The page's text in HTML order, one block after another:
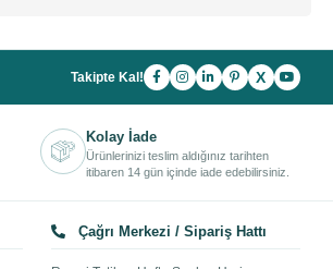
Takipte Kal! X
Kolay İade
Ürünlerinizi teslim aldığınız tarihten
itibaren 14 gün içinde iade edebilirsiniz.
Çağrı Merkezi / Sipariş Hattı